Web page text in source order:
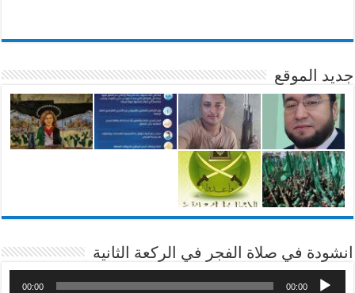
جديد الموقع
انشودة في صلاة الفجر في الركعة الثانية
00:00
00:00